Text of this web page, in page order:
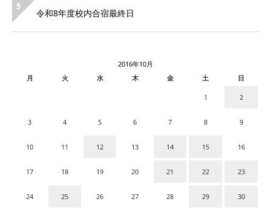
5
令和8年度校内合宿最終日
2016年10月
月
火 水 木 金 土 日
1 2
3 4 5 6 7 8 9
10 11 12 13 14 15 16
17 18 19 20 21 22 23
24 25 26 27 28 29 30